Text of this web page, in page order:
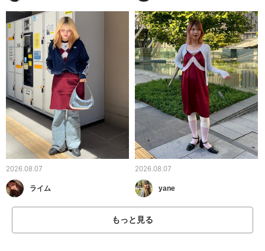
2026.08.07
ライム
2026.08.07
yane
もっと見る